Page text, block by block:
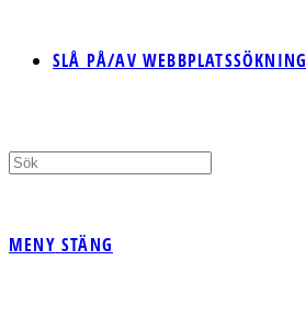
SLÅ PÅ/AV WEBBPLATSSÖKNING
MENY STÄNG